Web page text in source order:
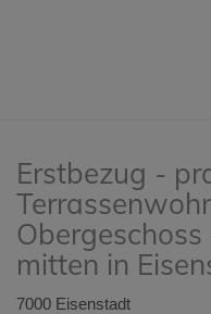
Erstbezug -
mitten in
7000 Eisenstadt